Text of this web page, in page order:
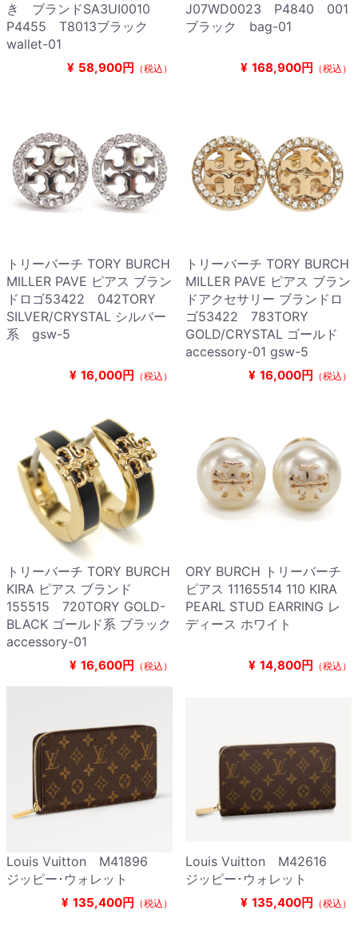
き ブランドSA3UI0010
P4455 T8013ブラック
wallet-01
¥ 58,900円 （税込）
J07WD0023 P4840 001
ブラック bag-01
¥ 168,900円 （税込）
トリーバーチ TORY BURCH
MILLER PAVE ピアス ブラン
ドロゴ53422 042TORY
SILVER/CRYSTAL シルバー
系 gsw-5
¥ 16,000円 （税込）
トリーバーチ TORY BURCH
MILLER PAVE ピアス ブラン
ドアクセサリー ブランドロ
ゴ53422 783TORY
GOLD/CRYSTAL ゴールド
accessory-01 gsw-5
¥ 16,000円 （税込）
トリーバーチ TORY BURCH
KIRA ピアス ブランド
155515 720TORY GOLD-
BLACK ゴールド系 ブラック
accessory-01
¥ 16,600円 （税込）
ORY BURCH トリーバーチ
ピアス 11165514 110 KIRA
PEARL STUD EARRING レ
ディース ホワイト
¥ 14,800円 （税込）
Louis Vuitton M41896
ジッピー･ウォレット
¥ 135,400円 （税込）
Louis Vuitton M42616
ジッピー･ウォレット
¥ 135,400円 （税込）